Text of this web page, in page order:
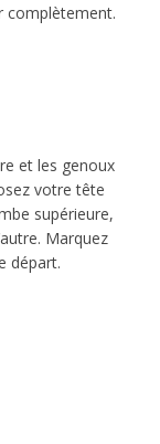
complètement.
et les genoux
votre tête
supérieure,
Marquez
départ.